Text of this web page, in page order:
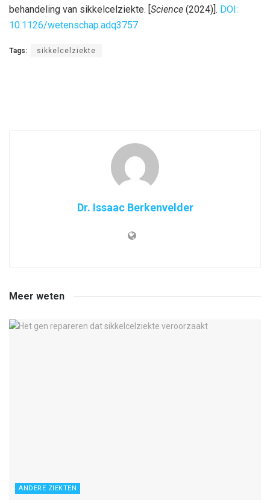
behandeling van sikkelcelziekte. [Science (2024)]. DOI:
10.1126/wetenschap.adq3757
Tags: sikkelcelziekte
Dr. Issaac Berkenvelder
Meer weten
ANDERE ZIEKTEN